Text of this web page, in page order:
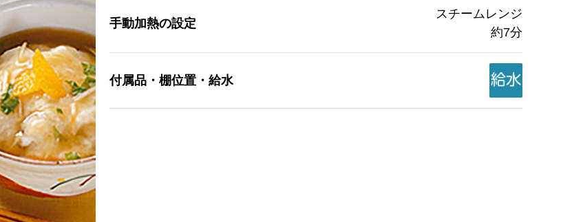
手動加熱の設定
スチームレンジ
約7分
付属品・棚位置・給水